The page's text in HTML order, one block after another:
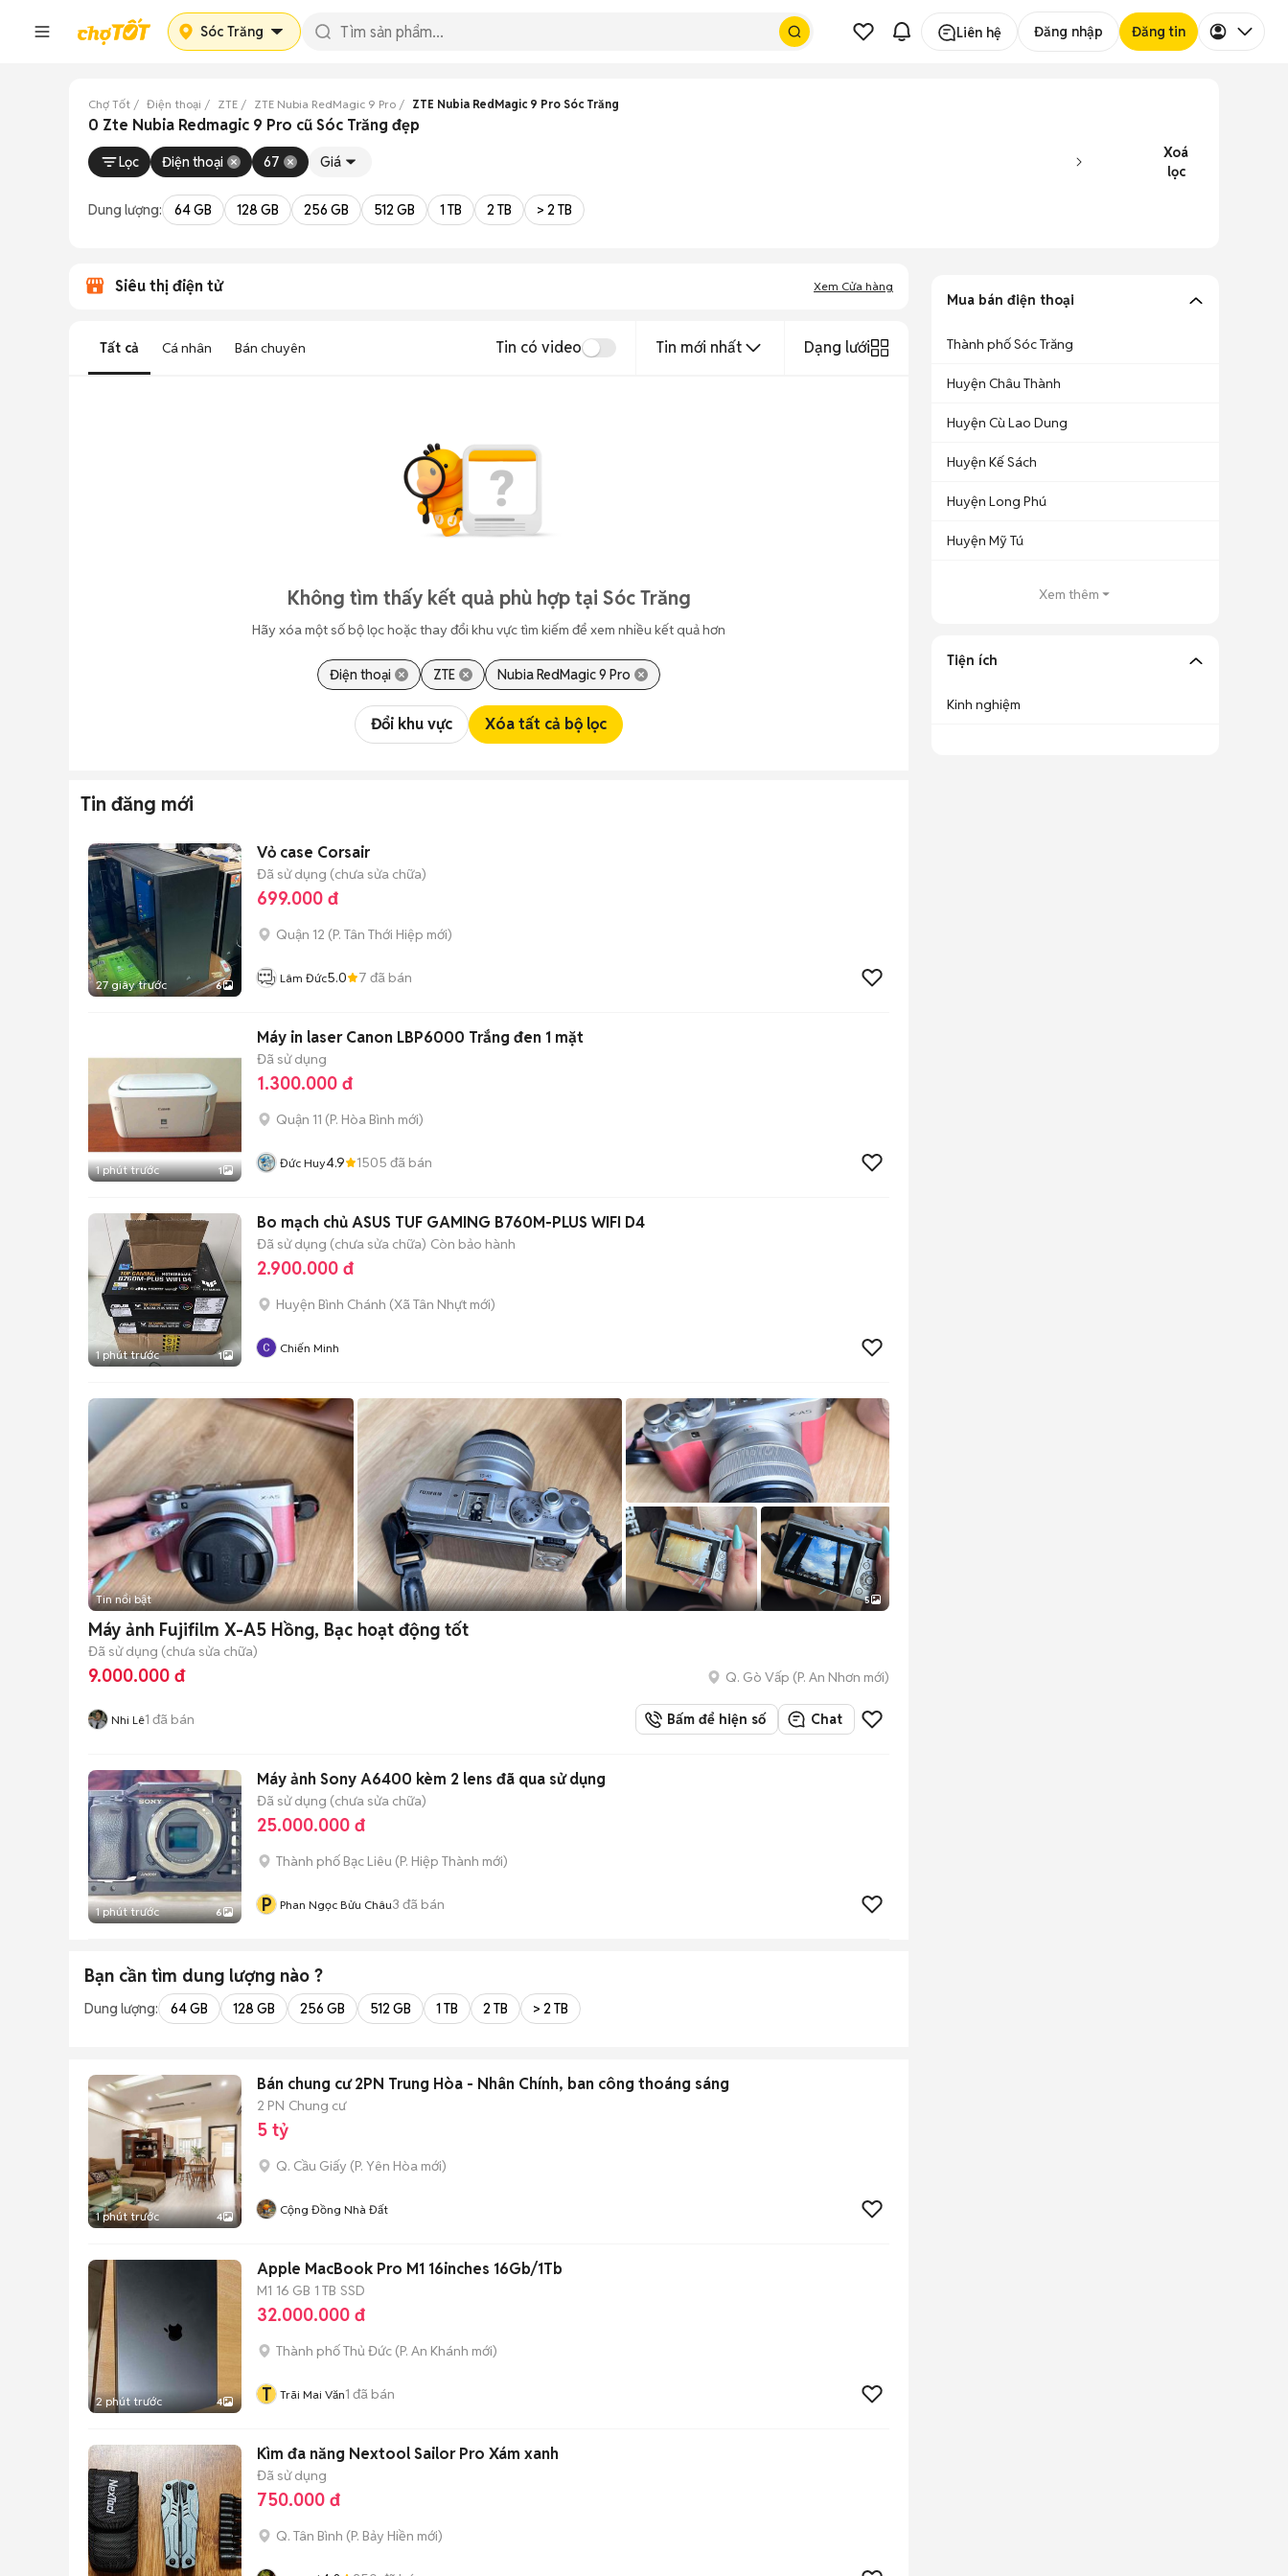
Sóc Trăng Liên hệ Đăng nhập Đăng tin
Chợ Tốt Điện thoại ZTE ZTE Nubia RedMagic 9 Pro ZTE Nubia RedMagic 9 Pro Sóc Trăng
0 Zte Nubia Redmagic 9 Pro cũ Sóc Trăng đẹp
Lọc Điện thoại 67 Giá
Xoá
lọc
Dung lượng: 64 GB 128 GB 256 GB 512 GB 1 TB 2 TB > 2 TB
Siêu thị điện tử Xem Cửa hàng
Tất cả Cá nhân Bán chuyên Tin có video Tin mới nhất Dạng lưới
Không tìm thấy kết quả phù hợp tại Sóc Trăng
Hãy xóa một số bộ lọc hoặc thay đổi khu vực tìm kiếm để xem nhiều kết quả hơn
Điện thoại ZTE Nubia RedMagic 9 Pro
Đổi khu vực Xóa tất cả bộ lọc
Tin đăng mới
27 giây trước 6
Vỏ case Corsair
Đã sử dụng (chưa sửa chữa)
699.000 đ
Quận 12 (P. Tân Thới Hiệp mới)
Lâm Đức5.0 7 đã bán
1 phút trước 1
Máy in laser Canon LBP6000 Trắng đen 1 mặt
Đã sử dụng
1.300.000 đ
Quận 11 (P. Hòa Bình mới)
Đức Huy4.9 1505 đã bán
1 phút trước 1
Bo mạch chủ ASUS TUF GAMING B760M-PLUS WIFI D4
Đã sử dụng (chưa sửa chữa) Còn bảo hành
2.900.000 đ
Huyện Bình Chánh (Xã Tân Nhựt mới)
Chiến Minh
Tin nổi bật 5
Máy ảnh Fujifilm X-A5 Hồng, Bạc hoạt động tốt
Đã sử dụng (chưa sửa chữa)
9.000.000 đ Q. Gò Vấp (P. An Nhơn mới)
Nhi Lê1 đã bán Bấm để hiện số Chat
1 phút trước 6
Máy ảnh Sony A6400 kèm 2 lens đã qua sử dụng
Đã sử dụng (chưa sửa chữa)
25.000.000 đ
Thành phố Bạc Liêu (P. Hiệp Thành mới)
P Phan Ngọc Bửu Châu3 đã bán
Bạn cần tìm dung lượng nào ?
Dung lượng: 64 GB 128 GB 256 GB 512 GB 1 TB 2 TB > 2 TB
1 phút trước 4
Bán chung cư 2PN Trung Hòa - Nhân Chính, ban công thoáng sáng
2 PN Chung cư
5 tỷ
Q. Cầu Giấy (P. Yên Hòa mới)
Cộng Đồng Nhà Đất
2 phút trước 4
Apple MacBook Pro M1 16inches 16Gb/1Tb
M1 16 GB 1 TB SSD
32.000.000 đ
Thành phố Thủ Đức (P. An Khánh mới)
T Trãi Mai Văn1 đã bán
Kìm đa năng Nextool Sailor Pro Xám xanh
Đã sử dụng
750.000 đ
Q. Tân Bình (P. Bảy Hiền mới)
Mua bán điện thoại
Thành phố Sóc Trăng
Huyện Châu Thành
Huyện Cù Lao Dung
Huyện Kế Sách
Huyện Long Phú
Huyện Mỹ Tú
Xem thêm
Tiện ích
Kinh nghiệm